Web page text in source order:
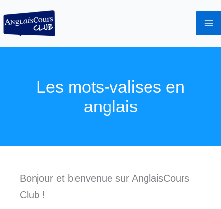
au
contenu
Les mots-valises en
anglais
Bonjour et bienvenue sur AnglaisCours
Club !